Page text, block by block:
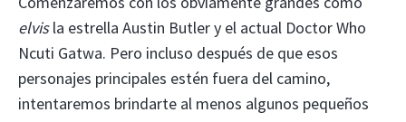
elvisla estrella Austin Butler y el actual Doctor Who
Ncuti Gatwa. Pero incluso después de que esos
personajes principales estén fuera del camino,
intentaremos brindarte al menos algunos pequeños